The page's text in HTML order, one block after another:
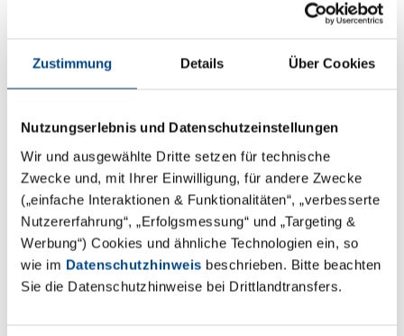
Zustimmung Details Über Cookies
Nutzungserlebnis und Datenschutzeinstellungen
Wir und ausgewählte Dritte setzen für technische
Zwecke und, mit Ihrer Einwilligung, für andere Zwecke
(„einfache Interaktionen & Funktionalitäten“, „verbesserte
Nutzererfahrung“, „Erfolgsmessung“ und „Targeting &
Werbung“) Cookies und ähnliche Technologien ein, so
wie im Datenschutzhinweis beschrieben. Bitte beachten
Sie die Datenschutzhinweise bei Drittlandtransfers.
Zulassungen
Hier finden Sie eine Übersicht über unsere Zulassungen
im Umweltbereich
Mehr